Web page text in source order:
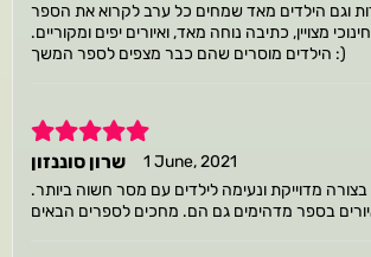
וגם הילדים מאד שמחים כל ערב לקרוא את הספר
מצויין, כתיבה נוחה מאד, ואיורים יפים ומקוריים.
הילדים מוסרים שהם כבר מצפים לספר המשך :)
5
שרון סוננזון
1 June, 2021
מדוייקת ונעימה לילדים עם מסר חשוה ביותר.